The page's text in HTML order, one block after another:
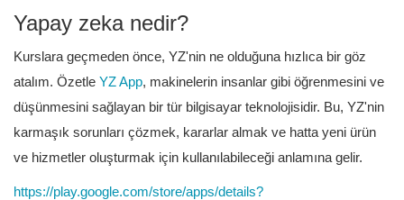
Yapay zeka nedir?
Kurslara geçmeden önce, YZ'nin ne olduğuna hızlıca bir göz
atalım. Özetle YZ App, makinelerin insanlar gibi öğrenmesini ve
düşünmesini sağlayan bir tür bilgisayar teknolojisidir. Bu, YZ'nin
karmaşık sorunları çözmek, kararlar almak ve hatta yeni ürün
ve hizmetler oluşturmak için kullanılabileceği anlamına gelir.
https://play.google.com/store/apps/details?